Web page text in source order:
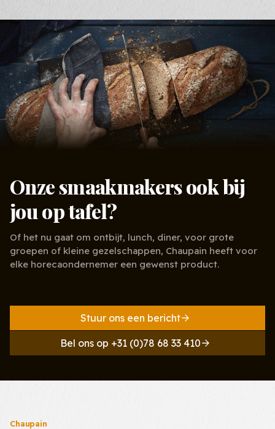
Totale kostprijs: €0,-
Onze smaakmakers ook bij
jou op tafel?
Of het nu gaat om ontbijt, lunch, diner, voor grote
groepen of kleine gezelschappen, Chaupain heeft voor
elke horecaondernemer een gewenst product.
Stuur ons een bericht
Bel ons op +31 (0)78 68 33 410
Chaupain